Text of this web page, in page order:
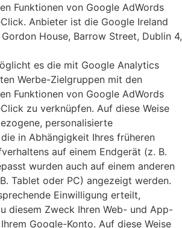
Funktionen von Google AdWords
Anbieter ist die Google Ireland
House, Barrow Street, Dublin 4,
es die mit Google Analytics
Werbe-Zielgruppen mit den
Funktionen von Google AdWords
zu verknüpfen. Auf diese Weise
personalisierte
in Abhängigkeit Ihres früheren
auf einem Endgerät (z. B.
wurden auch auf einem anderen
Tablet oder PC) angezeigt werden.
Einwilligung erteilt,
diesem Zweck Ihren Web- und App-
Google-Konto. Auf diese Weise